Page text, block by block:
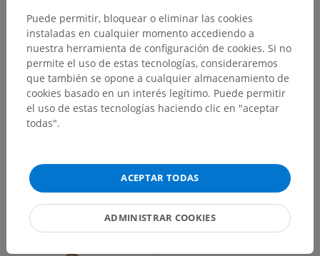
Puede permitir, bloquear o eliminar las cookies
instaladas en cualquier momento accediendo a
nuestra herramienta de configuración de cookies. Si no
permite el uso de estas tecnologías, consideraremos
que también se opone a cualquier almacenamiento de
cookies basado en un interés legítimo. Puede permitir
el uso de estas tecnologías haciendo clic en "aceptar
todas".
ACEPTAR TODAS
ADMINISTRAR COOKIES